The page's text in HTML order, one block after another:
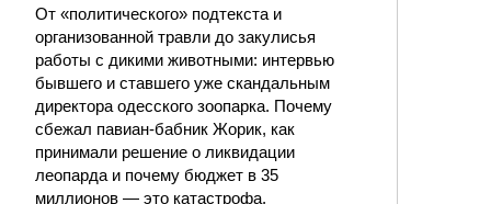
От «политического» подтекста и
организованной травли до закулисья
работы с дикими животными: интервью
бывшего и ставшего уже скандальным
директора одесского зоопарка. Почему
сбежал павиан-бабник Жорик, как
принимали решение о ликвидации
леопарда и почему бюджет в 35
миллионов — это катастрофа.